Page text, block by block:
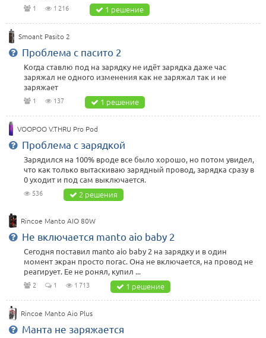
1 1 216 1 решение
Smoant Pasito 2
Проблема с пасито 2
Когда ставлю под на зарядку не идёт зарядка даже час
заряжал не одного изменения как не заряжал так и не
заряжает
1 137 1 решение
VOOPOO V.THRU Pro Pod
Проблема с зарядкой
Зарядился на 100% вроде все было хорошо, но потом увидел,
что как только вытаскиваю зарядный провод, зарядка сразу в
0 уходит и под сам выключается.
536 2 решения
Rincoe Manto AIO 80W
Не включается manto aio baby 2
Сегодня поставил manto aio baby 2 на зарядку и в один
момент экран просто погас. Она не включается, на провод не
реагирует. Ее не ронял, купил ...
2 1 1 713 1 решение
Rincoe Manto Aio Plus
Манта не заряжается